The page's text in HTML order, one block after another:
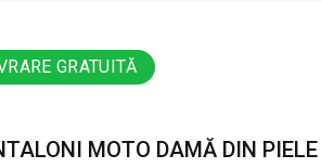
GRATUITĂ
MOTO DAMĂ DIN